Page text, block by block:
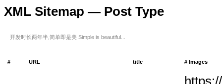
XML Sitemap — Post Type
开发时长两年半,简单即是美 Simple is beautiful...
# URL title # Images